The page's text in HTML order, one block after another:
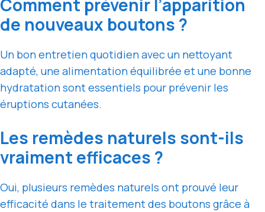
Comment prévenir l’apparition
de nouveaux boutons ?
Un bon entretien quotidien avec un nettoyant
adapté, une alimentation équilibrée et une bonne
hydratation sont essentiels pour prévenir les
éruptions cutanées.
Les remèdes naturels sont-ils
vraiment efficaces ?
Oui, plusieurs remèdes naturels ont prouvé leur
efficacité dans le traitement des boutons grâce à